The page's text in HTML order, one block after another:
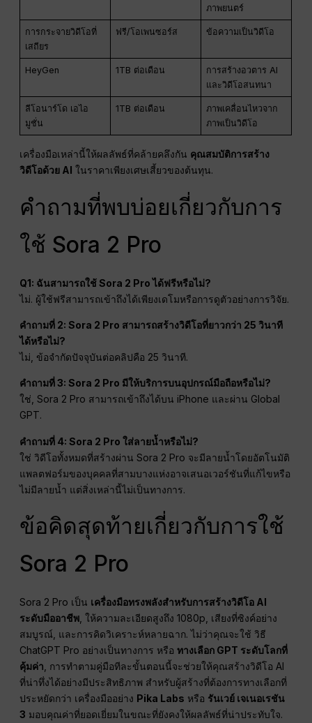
ภาพยนตร์
การกระจายวิดีโอที่
เสถียร
ฟรี/โอเพนซอร์ส ข้อความเป็นวิดีโอ
HeyGen 1TB ต่อเดือน
การสร้างอวตาร AI
และวิดีโอสนทนา
ลีโอนาร์โด เอไอ
มูชั่น
1TB ต่อเดือน
ภาพเคลื่อนไหวจาก
ภาพเป็นวิดีโอ
เครื่องมือเหล่านี้ให้ผลลัพธ์ที่คล้ายคลึงกัน คุณสมบัติการสร้าง
วิดีโอด้วย AI ในราคาเพียงเศษเสี้ยวของต้นทุน.
คำถามที่พบบ่อยเกี่ยวกับการ
ใช้ Sora 2 Pro
Q1: ฉันสามารถใช้ Sora 2 Pro ได้ฟรีหรือไม่?
ไม่. ผู้ใช้ฟรีสามารถเข้าถึงได้เพียงเดโมหรือการดูตัวอย่างการวิจัย.
คำถามที่ 2: Sora 2 Pro สามารถสร้างวิดีโอที่ยาวกว่า 25 วินาที
ได้หรือไม่?
ไม่, ข้อจำกัดปัจจุบันต่อคลิปคือ 25 วินาที.
คำถามที่ 3: Sora 2 Pro มีให้บริการบนอุปกรณ์มือถือหรือไม่?
ใช่, Sora 2 Pro สามารถเข้าถึงได้บน iPhone และผ่าน Global
GPT.
คำถามที่ 4: Sora 2 Pro ใส่ลายน้ำหรือไม่?
ใช่ วิดีโอทั้งหมดที่สร้างผ่าน Sora 2 Pro จะมีลายน้ำโดยอัตโนมัติ
แพลตฟอร์มของบุคคลที่สามบางแห่งอาจเสนอเวอร์ชันที่แก้ไขหรือ
ไม่มีลายน้ำ แต่สิ่งเหล่านี้ไม่เป็นทางการ.
ข้อคิดสุดท้ายเกี่ยวกับการใช้
Sora 2 Pro
Sora 2 Pro เป็น เครื่องมือทรงพลังสำหรับการสร้างวิดีโอ AI
ระดับมืออาชีพ , ให้ความละเอียดสูงถึง 1080p, เสียงที่ซิงค์อย่าง
สมบูรณ์, และการคิดวิเคราะห์หลายฉาก. ไม่ว่าคุณจะใช้ วิธี
ChatGPT Pro อย่างเป็นทางการ หรือทางเลือก GPT ระดับโลกที่
คุ้มค่า , การทำตามคู่มือทีละขั้นตอนนี้จะช่วยให้คุณสร้างวิดีโอ AI
ที่น่าทึ่งได้อย่างมีประสิทธิภาพ สำหรับผู้สร้างที่ต้องการทางเลือกที่
ประหยัดกว่า เครื่องมืออย่าง Pika Labs หรือ รันเวย์ เจเนอเรชัน
3 มอบคุณค่าที่ยอดเยี่ยมในขณะที่ยังคงให้ผลลัพธ์ที่น่าประทับใจ.